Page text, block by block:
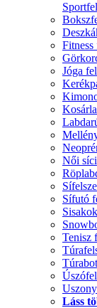
Fitness
Jóga
Női
Sífutó
Sisakok
Tenisz
Láss